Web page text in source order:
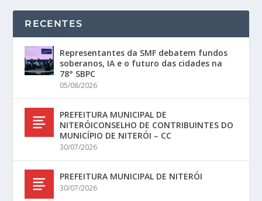
RECENTES
Representantes da SMF debatem fundos
soberanos, IA e o futuro das cidades na
78° SBPC
05/08/2026
PREFEITURA MUNICIPAL DE
NITERÓICONSELHO DE CONTRIBUINTES DO
MUNICÍPIO DE NITERÓI – CC
30/07/2026
PREFEITURA MUNICIPAL DE NITERÓI
30/07/2026